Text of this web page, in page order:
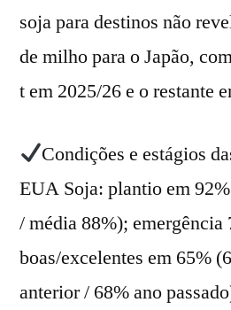
soja para destinos não
de milho para o Japão,
t em 2025/26 e o restante
Condições e estágios
EUA Soja: plantio em
/ média 88%); emergência
boas/excelentes em 65%
anterior / 68% ano